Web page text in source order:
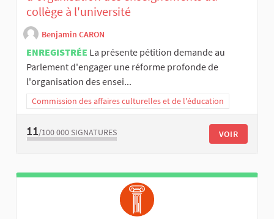
collège à l'université
Benjamin CARON
ENREGISTRÉE La présente pétition demande au
Parlement d'engager une réforme profonde de
l'organisation des ensei...
Commission des affaires culturelles et de l'éducation
11/100 000 SIGNATURES VOIR